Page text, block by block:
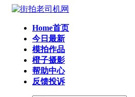
Home首页
今日最新
模拍作品
橙子摄影
帮助中心
反馈投诉